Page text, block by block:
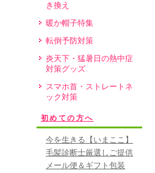
き換え
暖か帽子特集
転倒予防対策
炎天下・猛暑日の熱中症
対策グッズ
スマホ首・ストレートネ
ック対策
初めての方へ
今を生きる【いまここ】
毛髪診断士厳選しご提供
メール便＆ギフト包装